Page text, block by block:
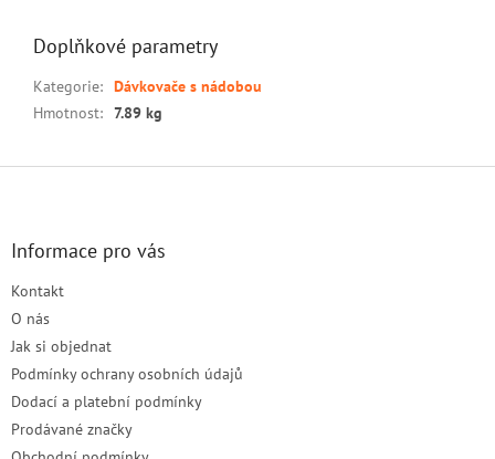
Doplňkové parametry
Kategorie: Dávkovače s nádobou
Hmotnost: 7.89 kg
Informace pro vás
Kontakt
O nás
Jak si objednat
Podmínky ochrany osobních údajů
Dodací a platební podmínky
Prodávané značky